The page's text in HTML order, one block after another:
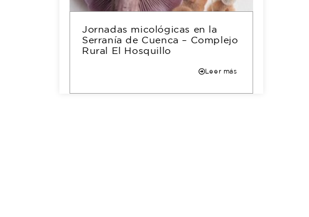
Jornadas micológicas en la
Serranía de Cuenca – Complejo
Rural El Hosquillo
Leer más